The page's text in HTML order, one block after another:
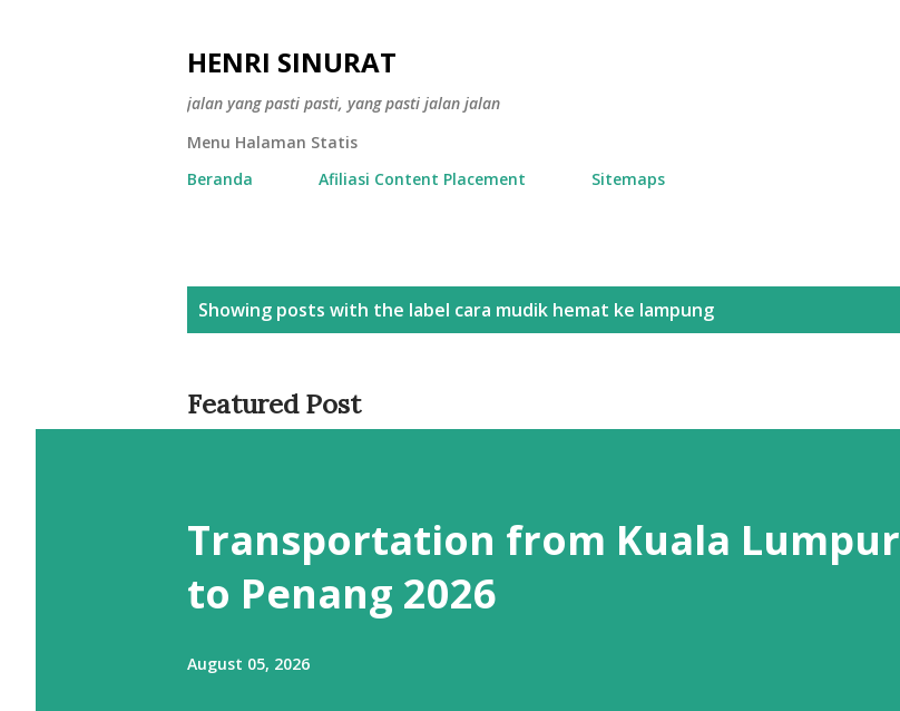
HENRI SINURAT
jalan yang pasti pasti, yang pasti jalan jalan
Menu Halaman Statis
Beranda
Afiliasi Content Placement Sitemaps
t
Showing posts with the label cara mudik hemat ke lampung
Featured Post
Transportation from Kuala Lumpur
to Penang 2026
August 05, 2026